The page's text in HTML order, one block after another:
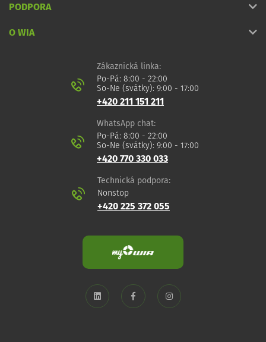
PODPORA
O WIA
Zákaznická linka:
Po-Pá: 8:00 - 22:00
So-Ne (svátky): 9:00 - 17:00
+420 211 151 211
WhatsApp chat:
Po-Pá: 8:00 - 22:00
So-Ne (svátky): 9:00 - 17:00
+420 770 330 033
Technická podpora:
Nonstop
+420 225 372 055